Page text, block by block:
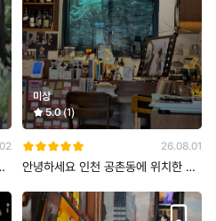
미상
5.0(1)
26.08.01
안녕하세요 인천 공촌동에 위치한 카